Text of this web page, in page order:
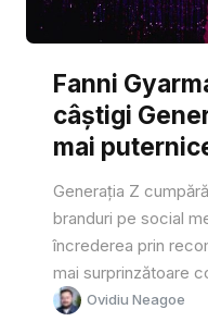
Fanni
câștigi
mai
Generația Z
branduri pe social
încrederea prin
mai surprinzătoare
Ovidiu Neagoe